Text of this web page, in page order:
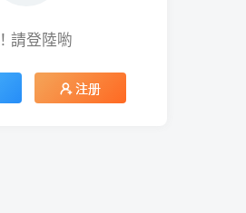
請登陸喲
注册